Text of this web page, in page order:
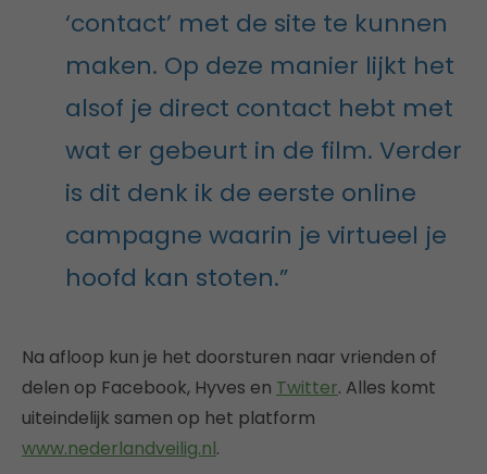
‘contact’ met de site te kunnen
maken. Op deze manier lijkt het
alsof je direct contact hebt met
wat er gebeurt in de film. Verder
is dit denk ik de eerste online
campagne waarin je virtueel je
hoofd kan stoten.”
Na afloop kun je het doorsturen naar vrienden of
delen op Facebook, Hyves en Twitter. Alles komt
uiteindelijk samen op het platform
www.nederlandveilig.nl.